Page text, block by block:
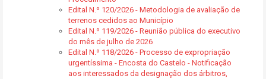
Edital N.º 120/2026 - Metodologia de avaliação de
terrenos cedidos ao Município
Edital N.º 119/2026 - Reunião pública do executivo
do mês de julho de 2026
Edital N.º 118/2026 - Processo de expropriação
urgentíssima - Encosta do Castelo - Notificação
aos interessados da designação dos árbitros,